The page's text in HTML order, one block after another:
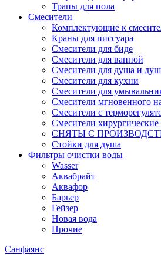
Трапы для пола
Смесители
Комплектующие к
Краны для писсуара
Смесители для биде
Смесители для ванной
Смесители для душа и
Смесители для кухни
Смесители для
Смесители мгновенного
Смесители с
Смесители хирургические
СНЯТЫ С
Стойки для душа
Фильтры очистки воды
Wasser
Аквабрайт
Аквафор
Барьер
Гейзер
Новая вода
Прочие
Санфаянс